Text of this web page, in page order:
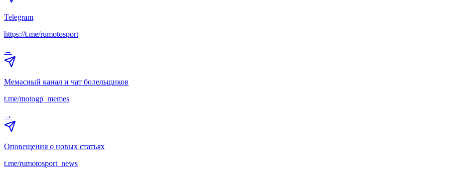
Telegram
https://t.me/rumotosport
→
Мемасный канал и чат болельщиков
t.me/motogp_memes
→
Оповещения о новых статьях
t.me/rumotosport_news